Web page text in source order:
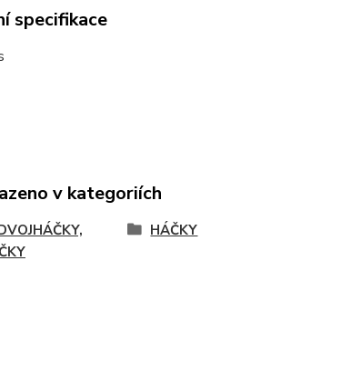
specifikace
v kategoriích
HÁČKY